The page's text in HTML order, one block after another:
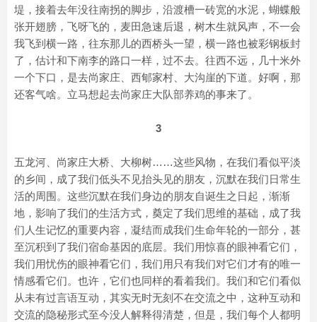
堤，接着去年没往南拐的脚步，沿渡槽一砖宽的水泥，蝴蝶般
张开翅膀，飞呀飞的，麦田急速后退，树木生就风声，不一会
我飞到横一路，往东那儿的西桥头一望，横一路也被彩钢板封
了，估计和下南李的路口一样，过不去。往西不远，几十米外
一个下口，是去尚家庄、西郇家村、大沟崖的下道。好啊，那
还客气啥。立马想起去尚家庄大队部养鸡的事来了。
3
五龙河、尚家庄大桥、大柳树……这些风物，在我们看似平淡
的乡间，成了我们低头不见抬头见的朋友，沉默在我们日常生
活的周围。这些沉默在我们身边的朋友自诞生之日起，渐渐
地，影响了我们的生活方式，奠定了我们思维的基础，成了我
们人生记忆的重要内容，凝结而成我们生命年轮的一部分，甚
至沉积到了我们宿命基因的底层。我们用惊喜的眼神看它们，
我们用忧伤的眼神看它们，我们用只有我们对它们才有的唯一
情感看它们。也许，它们也同样的看着我们。我们和它们看似
从未有过言语互动，其实无时无刻不在交流之中，这种互动和
交流的隐秘形式至今没人解释得清楚，但是，我们每个人都明